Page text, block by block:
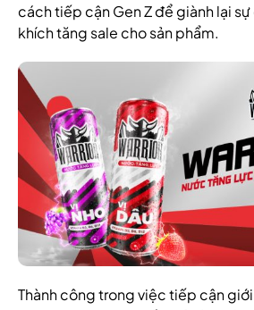
cách tiếp cận Gen Z để giành lại
khích tăng sale cho sản phẩm.
Thành công trong việc tiếp cận